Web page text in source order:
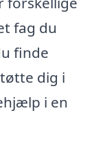
fag du
finde
dig i
i en